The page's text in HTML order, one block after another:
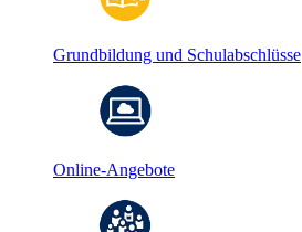
Grundbildung und Schulabschlüsse
Online-Angebote